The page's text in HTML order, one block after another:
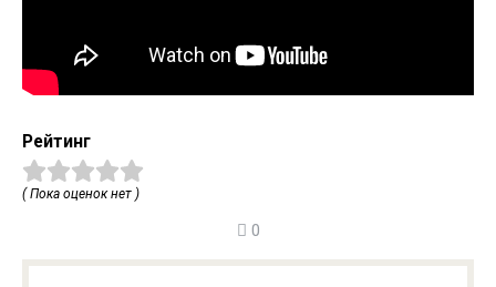
Рейтинг
( Пока оценок нет )
0